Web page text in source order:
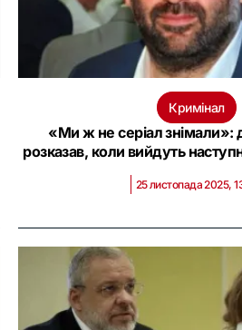
Кримінал
«Ми ж не серіал
розказав, коли вийдуть
25 листопада 2025,